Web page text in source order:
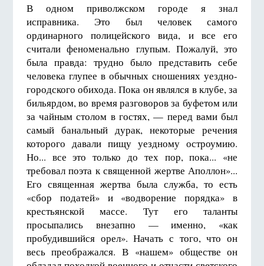
В одном приволжском городе я знал
исправника. Это был человек самого
ординарного полицейского вида, и все его
считали феноменально глупым. Пожалуй, это
была правда: трудно было представить себе
человека глупее в обычных сношениях уездно-
городского обихода. Пока он являлся в клубе, за
бильярдом, во время разговоров за буфетом или
за чайным столом в гостях, — перед вами был
самый банальный дурак, некоторые речения
которого давали пищу уездному остроумию.
Но... все это только до тех пор, пока... «не
требовал поэта к священной жертве Аполлон»...
Его священная жертва была служба, то есть
«сбор податей» и «водворение порядка» в
крестьянской массе. Тут его таланты
просыпались внезапно — именно, «как
пробудившийся орел». Начать с того, что он
весь преображался. В «нашем» обществе он